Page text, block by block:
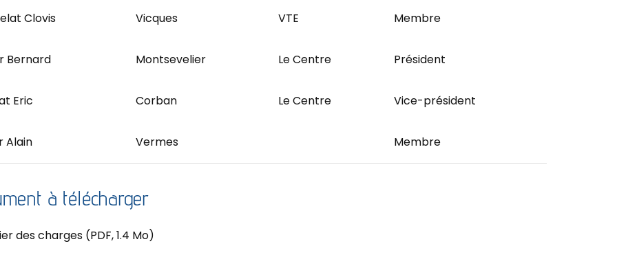
Clovis Vicques VTE Membre
Bernard Montsevelier Le Centre Président
Eric Corban Le Centre Vice-président
Alain Vermes Membre
à télécharger
des charges (PDF, 1.4 Mo)